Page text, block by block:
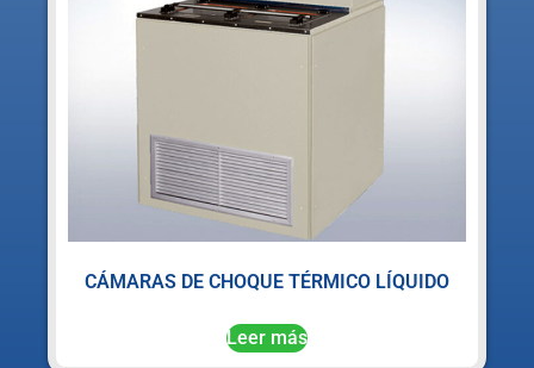
CÁMARAS DE CHOQUE TÉRMICO LÍQUIDO
Leer más